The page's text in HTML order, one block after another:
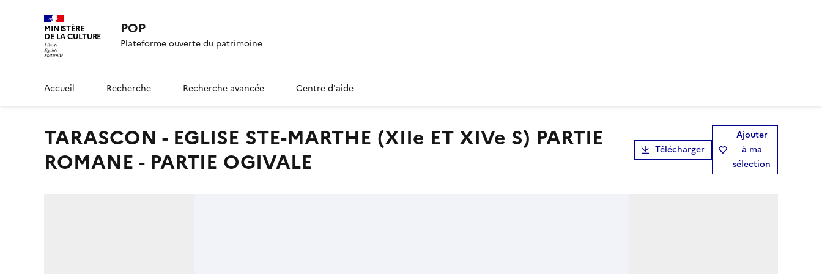
MINISTÈRE
DE LA CULTURE POP
Plateforme ouverte du patrimoine
Accueil Recherche Recherche avancée Centre d'aide
TARASCON - EGLISE STE-MARTHE (XIIe ET XIVe S) PARTIE
ROMANE - PARTIE OGIVALE
Télécharger
Ajouter
à ma
sélection